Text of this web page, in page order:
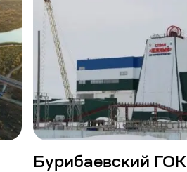
Бурибаевский ГОК